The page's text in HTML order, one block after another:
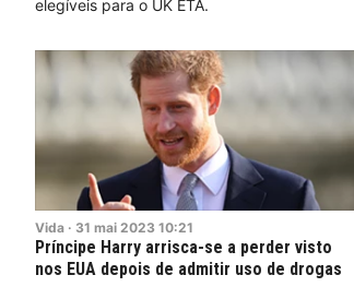
elegíveis para o UK ETA.
Vida · 31 mai 2023 10:21
Príncipe Harry arrisca-se a perder visto
nos EUA depois de admitir uso de drogas